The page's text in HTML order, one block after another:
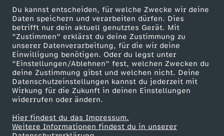
Du kannst entscheiden, für welche Zwecke wir deine
Daten speichern und verarbeiten dürfen. Dies
betrifft nur dein aktuell genutztes Gerät. Mit
"Zustimmen" erklärst du deine Zustimmung zu
unserer Datenverarbeitung, für die wir deine
Einwilligung benötigen. Oder du legst unter
"Einstellungen/Ablehnen" fest, welchen Zwecken du
deine Zustimmung gibst und welchen nicht. Deine
Datenschutzeinstellungen kannst du jederzeit mit
Wirkung für die Zukunft in deinen Einstellungen
widerrufen oder ändern.
Hier findest du das Impressum.
Weitere Informationen findest du in unserer
s
t
a
d
ZDF goes Schule
Werbefernsehen
Mainzelmännchen
Partner